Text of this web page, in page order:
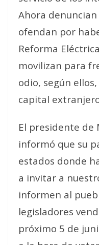
Ahora denuncian
ofendan por
Reforma
movilizan para
odio, según
capital
El presidente de
informó que su
estados donde
a invitar a
informen al
legisladores
próximo 5 de